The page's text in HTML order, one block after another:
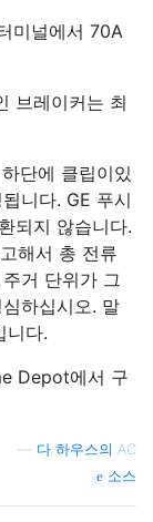
미널에서 70A
브레이커는 최
단에 클립이있
니다. GE 푸시
되지 않습니다.
해서 총 전류
거 단위가 그
하십시오. 말
니다.
Depot에서 구
다 하우스의 AC
소스